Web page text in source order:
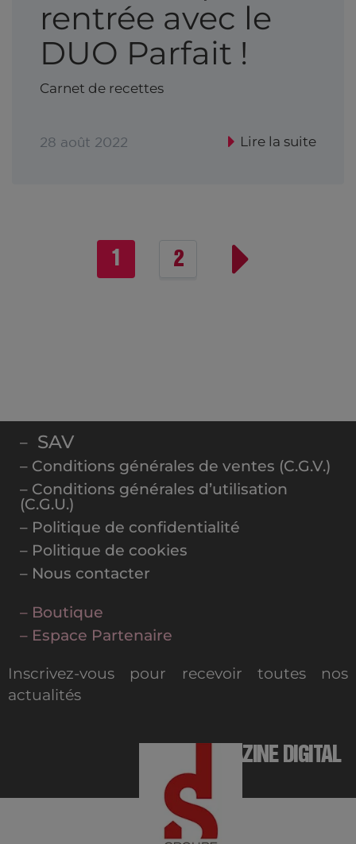
rentrée avec le
DUO Parfait !
Carnet de recettes
28 août 2022 Lire la suite
1 2
– SAV
– Conditions générales de ventes (C.G.V.)
– Conditions générales d’utilisation
(C.G.U.)
– Politique de confidentialité
– Politique de cookies
– Nous contacter
– Boutique
– Espace Partenaire
Inscrivez-vous pour recevoir toutes nos
actualités
MAGAZINE DIGITAL